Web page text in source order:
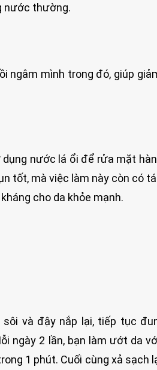
nước thường.
ngâm mình trong đó, giúp
nước lá ổi để rửa mặt
tốt, mà việc làm này còn có
cho da khỏe mạnh.
và đậy nắp lại, tiếp tục
ngày 2 lần, bạn làm ướt da
1 phút. Cuối cùng xả sạch